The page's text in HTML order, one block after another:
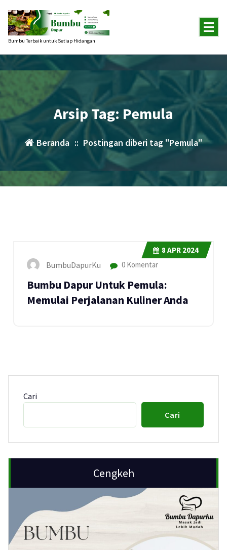
konten
Bumbu Terbaik untuk Setiap Hidangan
Arsip Tag: Pemula
Beranda :: Postingan diberi tag "Pemula"
8 APR 2024
BumbuDapurKu 0 Komentar
Bumbu Dapur Untuk Pemula:
Memulai Perjalanan Kuliner Anda
Cari
Cari
Cengkeh